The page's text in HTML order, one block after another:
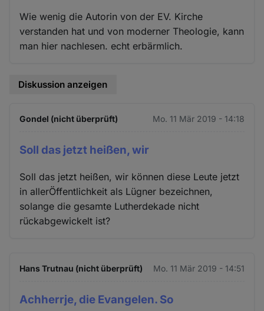
Wie wenig die Autorin von der EV. Kirche
verstanden hat und von moderner Theologie, kann
man hier nachlesen. echt erbärmlich.
Diskussion anzeigen
Gondel (nicht überprüft) Mo. 11 Mär 2019 - 14:18
Soll das jetzt heißen, wir
Soll das jetzt heißen, wir können diese Leute jetzt
in allerÖffentlichkeit als Lügner bezeichnen,
solange die gesamte Lutherdekade nicht
rückabgewickelt ist?
Hans Trutnau (nicht überprüft) Mo. 11 Mär 2019 - 14:51
Achherrje, die Evangelen. So